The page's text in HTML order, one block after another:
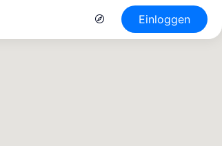
Einloggen